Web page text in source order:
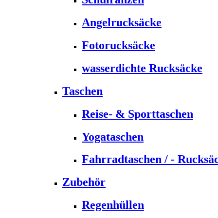
Angelrucksäcke
Fotorucksäcke
wasserdichte Rucksäcke
Taschen
Reise- & Sporttaschen
Yogataschen
Fahrradtaschen / -
Zubehör
Regenhüllen